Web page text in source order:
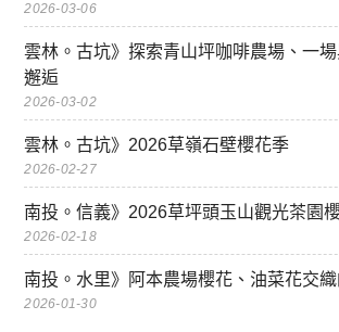
2026-03-06
雲林。古坑》探索青山坪咖啡農場、一
邂逅
2026-03-02
雲林。古坑》2026草嶺石壁櫻花季
2026-02-27
南投。信義》2026草坪頭玉山觀光茶園
2026-02-18
南投。水里》阿本農場櫻花、油菜花交
2026-01-30